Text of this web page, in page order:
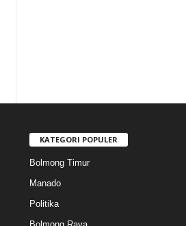
KATEGORI POPULER
Bolmong Timur
Manado
Politika